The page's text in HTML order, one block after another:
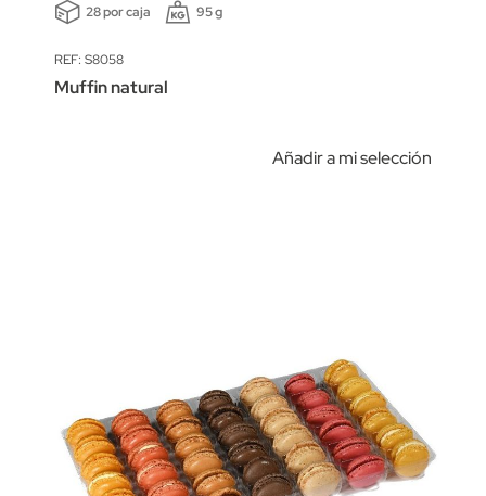
28 por caja 95 g
REF: S8058
Muffin natural
Añadir a mi selección